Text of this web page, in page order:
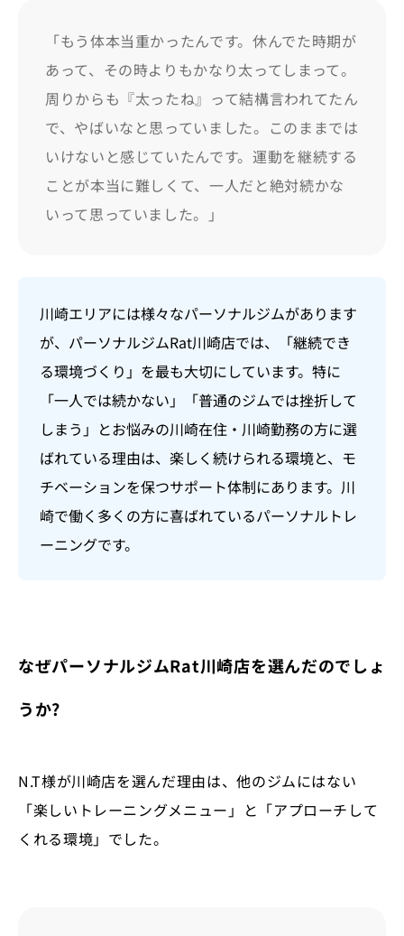
「もう体本当重かったんです。休んでた時期が
あって、その時よりもかなり太ってしまって。
周りからも『太ったね』って結構言われてたん
で、やばいなと思っていました。このままでは
いけないと感じていたんです。運動を継続する
ことが本当に難しくて、一人だと絶対続かな
いって思っていました。」
川崎エリアには様々なパーソナルジムがあります
が、パーソナルジムRat川崎店では、「継続でき
る環境づくり」を最も大切にしています。特に
「一人では続かない」「普通のジムでは挫折して
しまう」とお悩みの川崎在住・川崎勤務の方に選
ばれている理由は、楽しく続けられる環境と、モ
チベーションを保つサポート体制にあります。川
崎で働く多くの方に喜ばれているパーソナルトレ
ーニングです。
なぜパーソナルジムRat川崎店を選んだのでしょ
うか?
N.T様が川崎店を選んだ理由は、他のジムにはない
「楽しいトレーニングメニュー」と「アプローチして
くれる環境」でした。